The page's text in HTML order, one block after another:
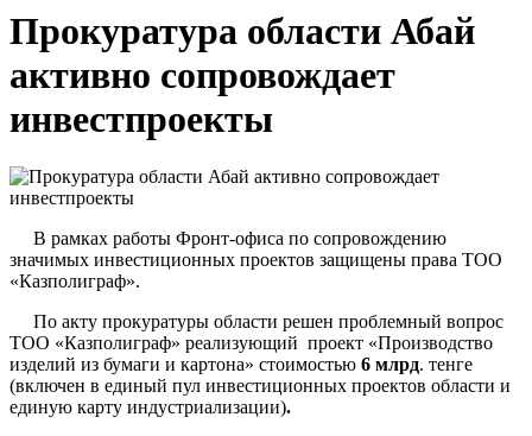
Прокуратура области Абай
активно сопровождает
инвестпроекты
В рамках работы Фронт-офиса по сопровождению
значимых инвестиционных проектов защищены права ТОО
«Казполиграф».
По акту прокуратуры области решен проблемный вопрос
ТОО «Казполиграф» реализующий проект «Производство
изделий из бумаги и картона» стоимостью 6 млрд. тенге
(включен в единый пул инвестиционных проектов области и
единую карту индустриализации).